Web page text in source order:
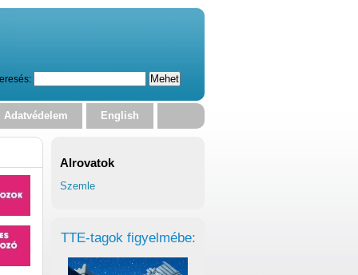
Adatvédelem English
Alrovatok
Szemle
TTE-tagok figyelmébe: